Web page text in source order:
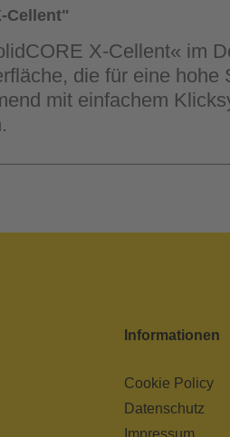
Cellent"
X-Cellent« im
die für eine
mit einfachem
Informationen
Cookie Policy
Datenschutz
Impressum